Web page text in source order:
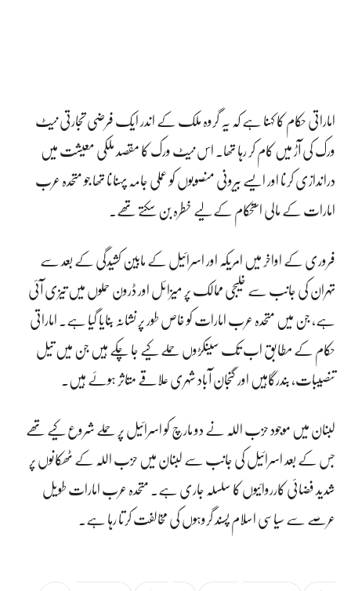
اماراتی حکام کا کہنا ہے کہ یہ گروہ ملک کے اندر ایک فرضی تجارتی نیٹ
ورک کی آڑ میں کام کر رہا تھا۔ اس نیٹ ورک کا مقصد ملکی معیشت میں
دراندازی کرنا اور ایسے بیرونی منصوبوں کو عملی جامہ پہنانا تھا جو متحدہ عرب
امارات کے مالی استحکام کے لیے خطرہ بن سکتے تھے۔
فروری کے اواخر میں امریکہ اور اسرائیل کے مابین کشیدگی کے بعد سے
تہران کی جانب سے خلیجی ممالک پر میزائل اور ڈرون حملوں میں تیزی آئی
ہے، جن میں متحدہ عرب امارات کو خاص طور پر نشانہ بنایا گیا ہے۔ اماراتی
حکام کے مطابق اب تک سینکڑوں حملے کیے جا چکے ہیں جن میں تیل
تنصیبات، بندرگاہیں اور گنجان آباد شہری علاقے متاثر ہوئے ہیں۔
لبنان میں موجود حزب اللہ نے دو مارچ کو اسرائیل پر حملے شروع کیے تھے
جس کے بعد اسرائیل کی جانب سے لبنان میں حزب اللہ کے ٹھکانوں پر
شدید فضائی کارروائیوں کا سلسلہ جاری ہے۔ متحدہ عرب امارات طویل
عرصے سے سیاسی اسلام پسند گروہوں کی مخالفت کرتا رہا ہے۔